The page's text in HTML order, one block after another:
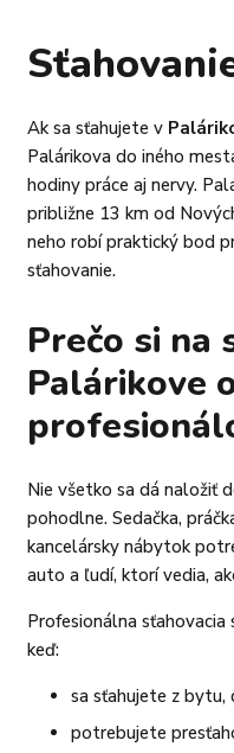
Ak sa sťahujete v
Palárikova do iného
hodiny práce aj nervy.
približne 13 km od
neho robí praktický bod
sťahovanie.
Prečo si na
Palárikove
Nie všetko sa dá naložiť
pohodlne. Sedačka,
kancelársky nábytok
auto a ľudí, ktorí vedia,
Profesionálna
keď:
sa sťahujete z bytu,
potrebujete